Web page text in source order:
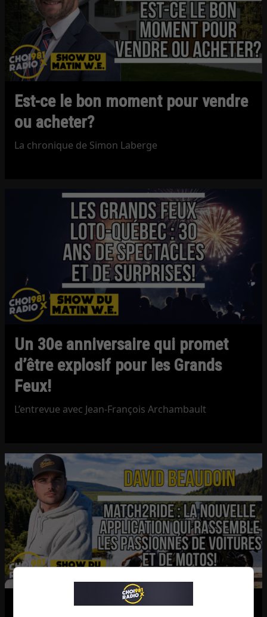
Est-ce le bon moment pour vendre
ou acheter?
La chronique de Simon Laberge
Un 30e anniversaire qui promet
d’être explosif pour les Grands
Feux!
L’entrevue avec Jean-François Archambault
Match2Ride : l’application qui